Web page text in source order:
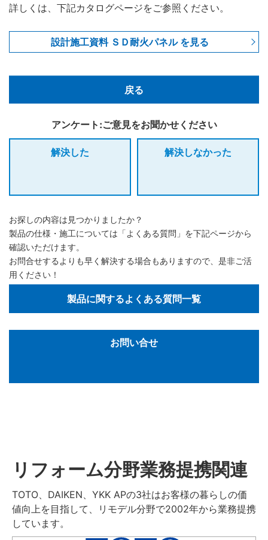
詳しくは、下記カタログページをご参照ください。
設計施工資料 ＳＤ耐火パネル を見る
戻る
アンケート:ご意見をお聞かせください
解決した
解決しなかった
お探しの内容は見つかりましたか？
製品の仕様・施工については「よくある質問」を下記ページから
確認いただけます。
お問合せするよりも早く解決する場合もありますので、是非ご活
用ください！
製品に関するよくある質問一覧
お問い合せ
リフォーム分野業務提携関連
TOTO、DAIKEN、YKK APの3社はお客様の暮らしの価
値向上を目指して、リモデル分野で2002年から業務提携
しています。